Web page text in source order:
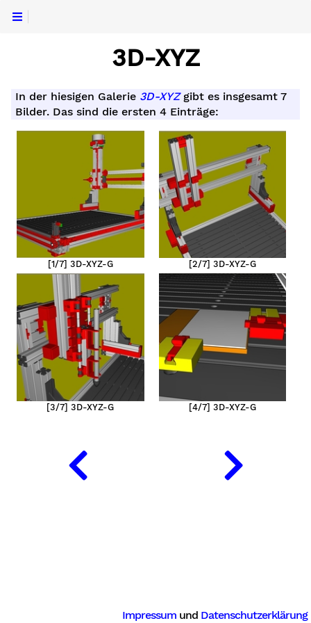
3D-XYZ
In der hiesigen Galerie 3D-XYZgibt es insgesamt 7
Bilder. Das sind die ersten 4 Einträge:
[1/7] 3D-XYZ-G [2/7] 3D-XYZ-G
[3/7] 3D-XYZ-G [4/7] 3D-XYZ-G
Impressum und Datenschutzerklärung